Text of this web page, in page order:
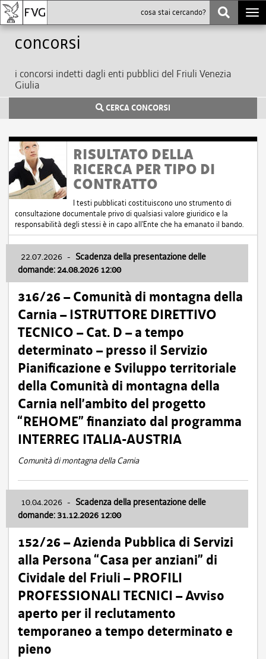
Concorsi
i concorsi indetti dagli enti pubblici del Friuli Venezia
Giulia
CERCA CONCORSI
RISULTATO DELLA
RICERCA PER TIPO DI
CONTRATTO
I testi pubblicati costituiscono uno strumento di
consultazione documentale privo di qualsiasi valore giuridico e la
responsabilità degli stessi è in capo all'Ente che ha emanato il bando.
22.07.2026 - Scadenza della presentazione delle
domande: 24.08.2026 12:00
316/26 – Comunità di montagna della
Carnia – ISTRUTTORE DIRETTIVO
TECNICO – Cat. D – a tempo
determinato – presso il Servizio
Pianificazione e Sviluppo territoriale
della Comunità di montagna della
Carnia nell’ambito del progetto
“REHOME” finanziato dal programma
INTERREG ITALIA-AUSTRIA
Comunità di montagna della Carnia
10.04.2026 - Scadenza della presentazione delle
domande: 31.12.2026 12:00
152/26 – Azienda Pubblica di Servizi
alla Persona “Casa per anziani” di
Cividale del Friuli – PROFILI
PROFESSIONALI TECNICI – Avviso
aperto per il reclutamento
temporaneo a tempo determinato e
pieno